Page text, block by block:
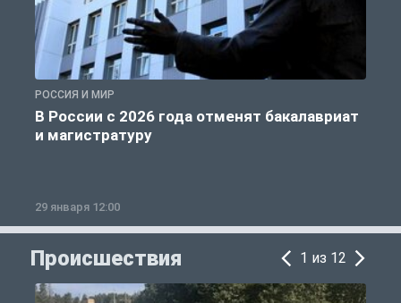
РОССИЯ И МИР
В России с 2026 года отменят бакалавриат
и магистратуру
29 января 12:00
Происшествия 1 из 12